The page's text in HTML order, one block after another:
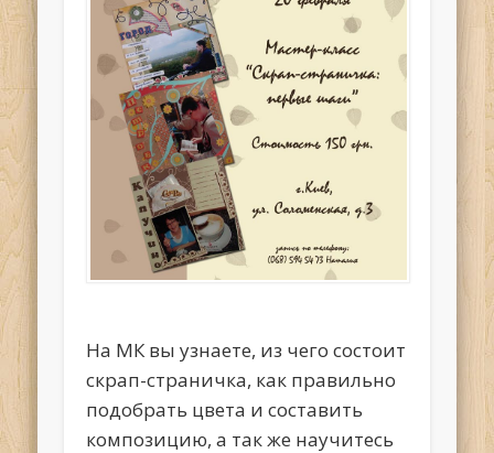
На МК вы узнаете, из чего состоит
скрап-страничка, как правильно
подобрать цвета и составить
композицию, а так же научитесь